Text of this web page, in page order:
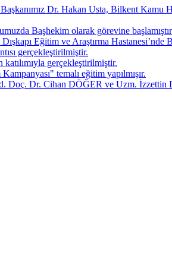
Dr. Hakan Usta, Bilkent Kamu
Başhekim olarak görevine
Eğitim ve Araştırma Hastanesi’nde
gerçekleştirilmiştir.
gerçekleştirilmiştir.
temalı eğitim yapılmışır.
Doç. Dr. Cihan DÖĞER ve Uzm.